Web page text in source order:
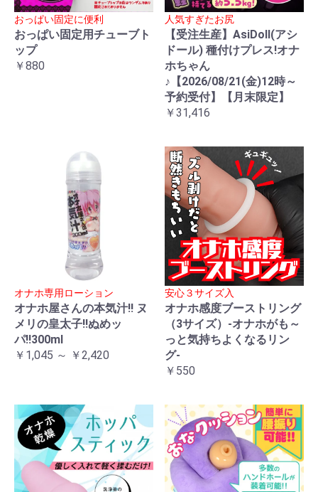
おっぱい固定に便利
おっぱい固定用チューブト
ップ
￥880
人気すぎたお尻
【受注生産】AsiDoll(アシ
ドール) 種付けプレス!オナ
ホちゃん
♪【2026/08/21(金)12時～
予約受付】【月末限定】
￥31,416
オナホ専用ローション
オナホ屋さんの本気汁!! ヌ
メリの皇太子!!ぬめッ
パ!!300ml
￥1,045 ～ ￥2,420
安心３サイズ入
オナホ感度ブーストリング
（3サイズ）-オナホがも～
っと気持ちよくなるリン
グ-
￥550